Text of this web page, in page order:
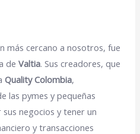
más cercano a nosotros, fue
deValtia. Sus creadores, que
Quality Colombia,
las pymes y pequeñas
negocios y tener un
y transacciones